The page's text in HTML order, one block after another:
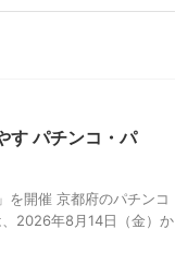
す パチンコ・パ
を開催 京都府のパチンコ
2026年8月14日（金）か